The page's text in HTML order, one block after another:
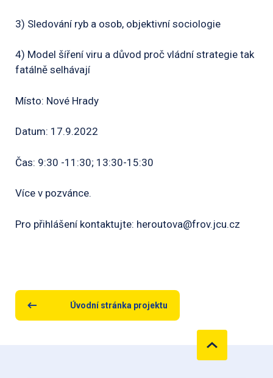
3) Sledování ryb a osob, objektivní sociologie
4) Model šíření viru a důvod proč vládní strategie tak
fatálně selhávají
Místo: Nové Hrady
Datum: 17.9.2022
Čas: 9:30 -11:30; 13:30-15:30
Více v pozvánce.
Pro přihlášení kontaktujte: heroutova@frov.jcu.cz
Úvodní stránka projektu